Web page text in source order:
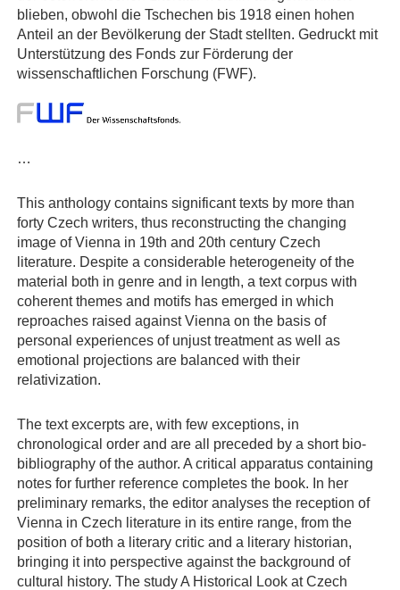
blieben, obwohl die Tschechen bis 1918 einen hohen
Anteil an der Bevölkerung der Stadt stellten. Gedruckt mit
Unterstützung des Fonds zur Förderung der
wissenschaftlichen Forschung (FWF).
…
This anthology contains significant texts by more than
forty Czech writers, thus reconstructing the changing
image of Vienna in 19th and 20th century Czech
literature. Despite a considerable heterogeneity of the
material both in genre and in length, a text corpus with
coherent themes and motifs has emerged in which
reproaches raised against Vienna on the basis of
personal experiences of unjust treatment as well as
emotional projections are balanced with their
relativization.
The text excerpts are, with few exceptions, in
chronological order and are all preceded by a short bio-
bibliography of the author. A critical apparatus containing
notes for further reference completes the book. In her
preliminary remarks, the editor analyses the reception of
Vienna in Czech literature in its entire range, from the
position of both a literary critic and a literary historian,
bringing it into perspective against the background of
cultural history. The study A Historical Look at Czech